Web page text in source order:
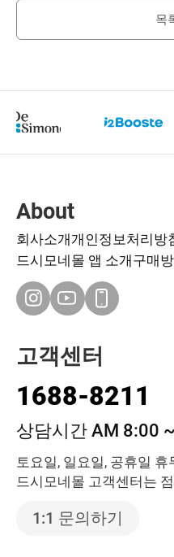
목
About
회사소개개인정보처리방
드시모네몰 앱 소개 구매
고객센터
1688-8211
상담시간 AM 8:00
토요일, 일요일, 공휴일 휴
드시모네몰 고객센터는
1:1 문의하기